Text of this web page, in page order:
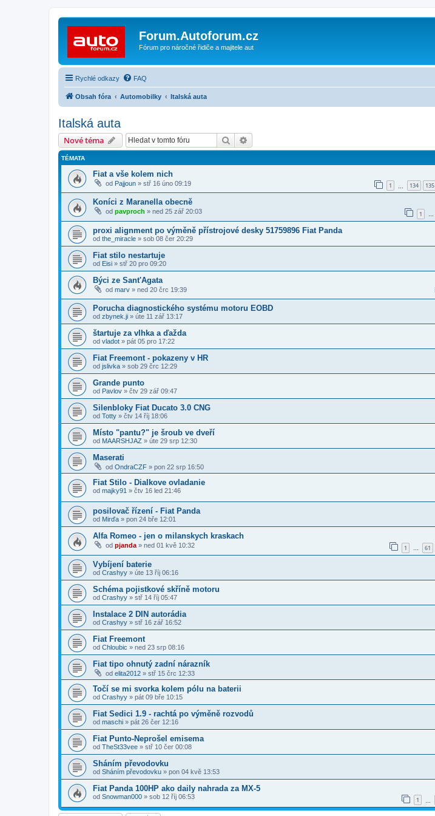
Forum.Autoforum.cz
Fórum pro náročné řidiče a majitele aut
Rychlé odkazy FAQ
Obsah fóra Automobilky Italská auta
Italská auta
Nové téma Hledat
TÉMATA
Fiat a vše kolem nich
od Pajjoun » stř 16 úno 09:19 1 134 135
Koníci z Maranella obecně
od pavproch » ned 25 zář 20:03 1 …
proxi alignment po výměně přístrojové desky 51759896 Fiat Panda
od the_miracle » sob 08 čer 20:29
Fiat stilo nestartuje
od Eisi » stř 20 pro 09:20
Býci ze Sant'Agata
od marv » ned 20 črc 19:39
Porucha diagnostického systému motoru EOBD
od zbynek.ji » úte 11 zář 13:17
štartuje za vlhka a ďažda
od vladot » pát 05 pro 17:22
Fiat Freemont - pokazeny v HR
od jslivka » sob 29 črc 12:29
Grande punto
od Pavlov » čtv 29 zář 09:47
Silenbloky Fiat Ducato 3.0 CNG
od Totty » čtv 14 říj 18:06
Místo "pantu?" je šroub ve dveří
od MAARSHJAZ » úte 29 srp 12:30
Maserati
od OndraCZF » pon 22 srp 16:50
Fiat Stilo - Dialkove ovladanie
od majky91 » čtv 16 led 21:46
posilovač řízení - Fiat Panda
od Mirďa » pon 24 bře 12:01
Alfa Romeo - jen o milanskych kraskach
od pjanda » ned 01 kvě 10:32 1 … 61
Vybíjení baterie
od Crashyy » úte 13 říj 06:16
Schéma pojistkové skříně motoru
od Crashyy » stř 14 říj 05:47
Instalace 2 DIN autorádia
od Crashyy » stř 16 zář 16:52
Fiat Freemont
od Chloubic » ned 23 srp 08:16
Fiat tipo ohnutý zadní nárazník
od elita2012 » stř 15 črc 12:33
Točí se mi svorka kolem pólu na baterii
od Crashyy » pát 09 bře 10:15
Fiat Sedici 1.9 - rachtá po výměně rozvodů
od maschi » pát 26 čer 12:16
Fiat Punto-Neprošel emisema
od TheSt33vee » stř 10 čer 00:08
Sháním převodovku
od Sháním převodovku » pon 04 kvě 13:53
Fiat Panda 100HP ako daily nahrada za MX-5
od Snowman000 » sob 12 říj 06:53 1